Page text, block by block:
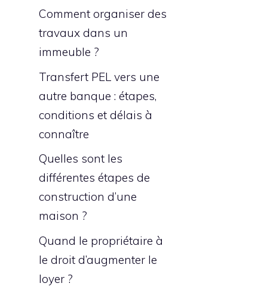
Comment organiser des
travaux dans un
immeuble ?
Transfert PEL vers une
autre banque : étapes,
conditions et délais à
connaître
Quelles sont les
différentes étapes de
construction d’une
maison ?
Quand le propriétaire à
le droit d’augmenter le
loyer ?